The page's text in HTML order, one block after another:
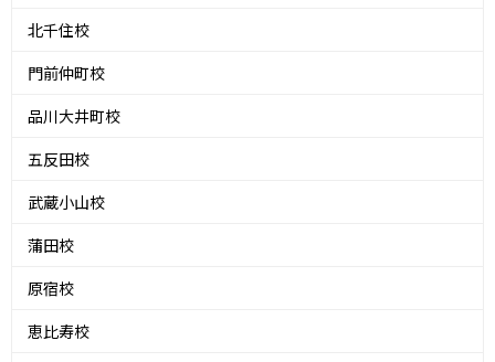
北千住校
門前仲町校
品川大井町校
五反田校
武蔵小山校
蒲田校
原宿校
恵比寿校